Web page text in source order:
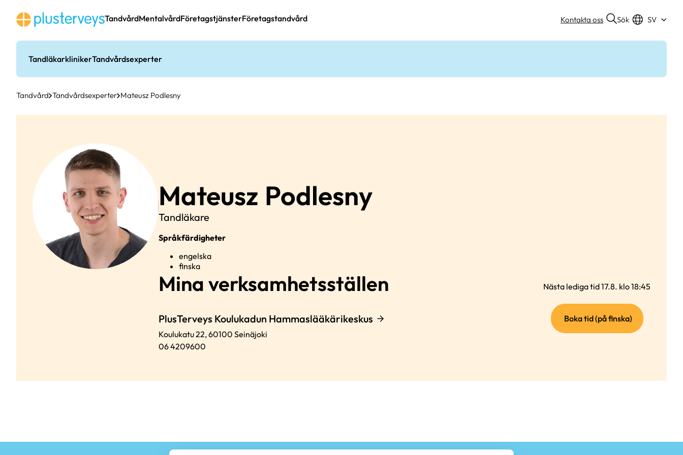
innehåll
Tandvård
TandläkarklinikerTandvårdsexperter
MentalvårdFöretagstjänsterFöretagstandvård Kontakta oss Sök SV
Tandvård Tandvårdsexperter Mateusz Podlesny
Mateusz Podlesny
Tandläkare
Nästa lediga tid 17.8. klo 18:45
Boka tid (på finska)(extern
länk)
Språkfärdigheter
engelska
finska
Mina verksamhetsställen
PlusTerveys Koulukadun Hammaslääkärikeskus
Koulukatu 22,60100 Seinäjoki
06 4209600